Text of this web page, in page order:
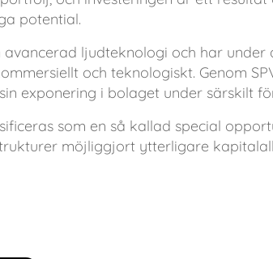
potential.
ljudteknologi och har under
och teknologiskt. Genom
exponering i bolaget under särskilt
som en så kallad special
möjliggjort ytterligare